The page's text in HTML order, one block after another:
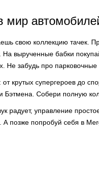
мир
свою коллекцию тачек.
На вырученные бабки
Не забудь про
крутых супергероев до
Бэтмена. Собери полную
радует, управление
А позже попробуй себя в